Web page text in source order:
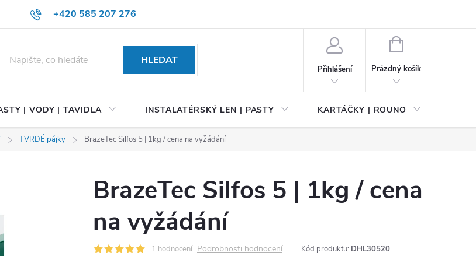
+420 585 207 276
HLEDAT
Přihlášení
NÁKUPNÍ
Prázdný košík
| VODY | TAVIDLA INSTALATÉRSKÝ LEN | PASTY KARTÁČKY | ROUNO
TVRDÉ pájky BrazeTec Silfos 5 | 1kg / cena na vyžádání
BrazeTec Silfos 5 | 1kg / cena
na vyžádání
1 hodnocení Podrobnosti hodnocení Kód produktu: DHL30520